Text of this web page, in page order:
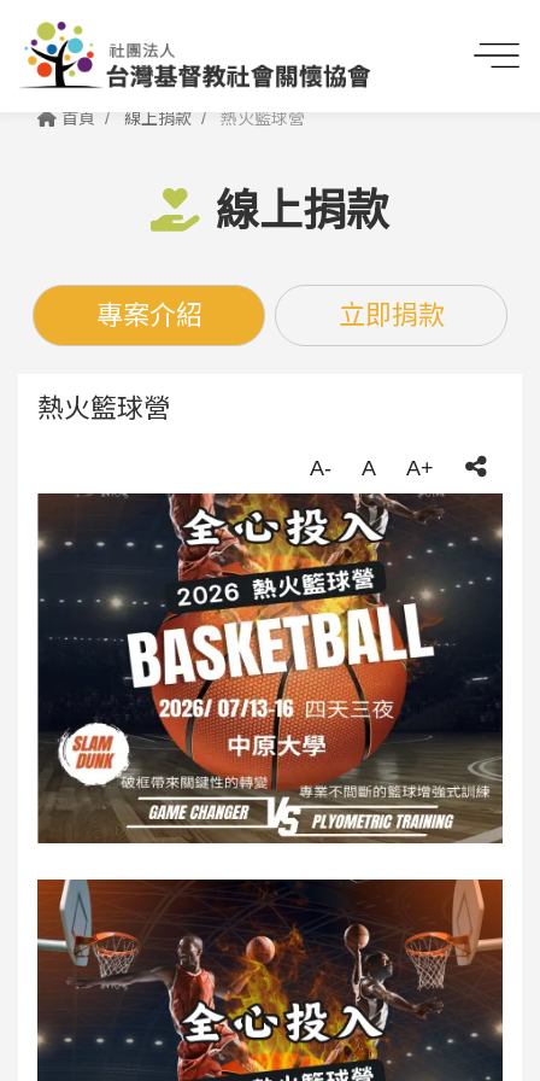
首頁 線上捐款 熱火籃球營
線上捐款
專案介紹 立即捐款
熱火籃球營
A- A A+